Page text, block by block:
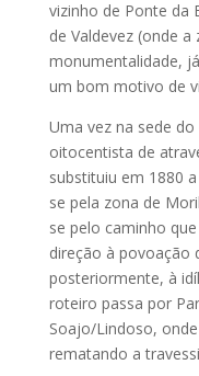
vizinho de Ponte da
de Valdevez (onde
monumentalidade,
um bom motivo de
Uma vez na sede
oitocentista de
substituiu em 1880
se pela zona de
se pelo caminho
direção à povoação
posteriormente, à
roteiro passa por
Soajo/Lindoso,
rematando a